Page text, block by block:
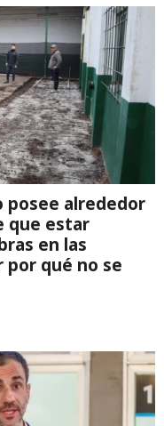
posee alrededor
que estar
en las
por qué no se